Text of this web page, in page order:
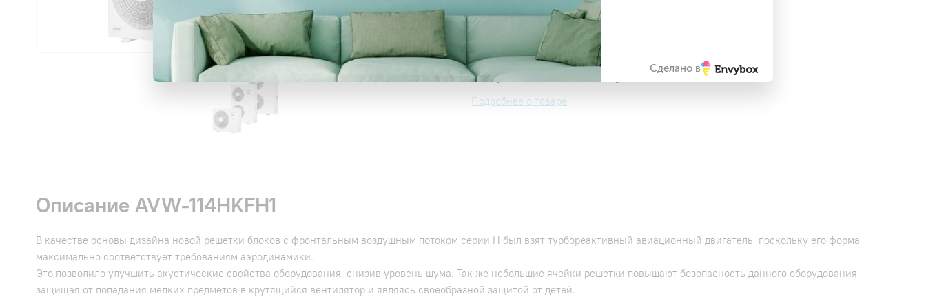
Узнать цену
Коротко о товаре
Подробнее о товаре
Описание AVW-114HKFH1
В качестве основы дизайна новой решетки блоков с фронтальным воздушным потоком серии Н был взят турбореактивный авиационный двигатель, поскольку его форма
максимально соответствует требованиям аэродинамики.
Это позволило улучшить акустические свойства оборудования, снизив уровень шума. Так же небольшие ячейки решетки повышают безопасность данного оборудования,
защищая от попадания мелких предметов в крутящийся вентилятор и являясь своеобразной защитой от детей.
Сделано в